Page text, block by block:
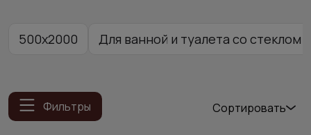
500x2000 Для ванной и туалета со стеклом
Фильтры
Сортировать